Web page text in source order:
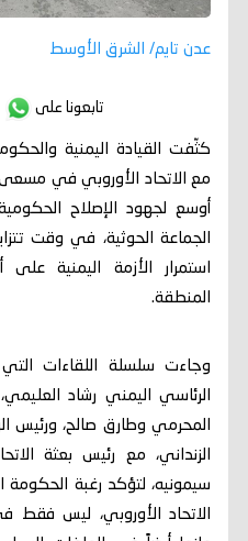
عدن تايم/ الشرق الأوسط
تابعونا على
كثّفت القيادة اليمنية
مع الاتحاد الأوروبي في
أوسع لجهود الإصلاح
الجماعة الحوثية، في وقت
استمرار الأزمة اليمنية على
المنطقة.
وجاءت سلسلة اللقاءات
الرئاسي اليمني رشاد
المحرمي وطارق صالح، ورئيس
الزنداني، مع رئيس بعثة
سيمونيه، لتؤكد رغبة
الاتحاد الأوروبي، ليس فقط في